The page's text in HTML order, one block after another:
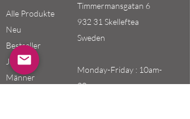
Alle Produkte
Neu
Bestseller
Jungen /
Männer
Timmermansgatan 6
932 31 Skelleftea
Sweden
Monday-Friday : 10am-
20pm